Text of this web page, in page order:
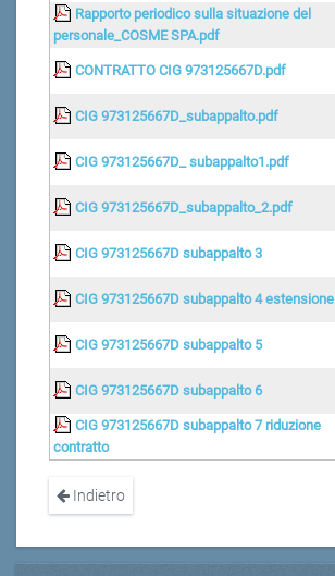
Rapporto periodico sulla situazione del
personale_COSME SPA.pdf
CONTRATTO CIG 973125667D.pdf
CIG 973125667D_subappalto.pdf
CIG 973125667D_ subappalto1.pdf
CIG 973125667D_subappalto_2.pdf
CIG 973125667D subappalto 3
CIG 973125667D subappalto 4 estensione
CIG 973125667D subappalto 5
CIG 973125667D subappalto 6
CIG 973125667D subappalto 7 riduzione
contratto
Indietro